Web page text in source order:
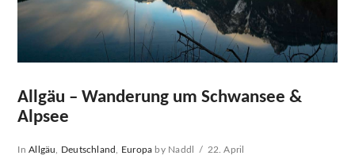
Allgäu – Wanderung um Schwansee &
Alpsee
InAllgäu Deutschland Europa by Naddl 22. April